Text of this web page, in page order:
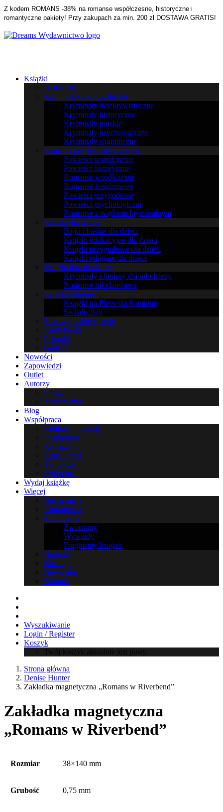
Z kodem ROMANS -38% na romanse współczesne, historyczne i
romantyczne pakiety! Przy zakupach za min. 200 zł DOSTAWA GRATIS!
Książki
Bestsellery
Kryminał, sensacja, thriller
Kryminały detektywistyczne
Kryminały historyczne
Kryminały polskie
Kryminały psychologiczne
Kryminały zagraniczne
Romans, powieść obyczajowa
Powieści współczesne
Powieści historyczne
Romanse współczesne
Romanse kostiumowe
Powieści przygodowe
Powieści psychologiczne
Romanse z wątkiem kryminalnym
Książki dla dzieci
Bajki i baśnie dla dzieci
Książki edukacyjne dla dzieci
Książki przygodowe dla dzieci
Książki religijne dla dzieci
Książki dla młodzieży
Kryminały i fantasy dla młodzieży
Romanse młodzieżowe
Książki religijne
Książki na Pierwszą Komunię
Świadectwo
Zestawy, pakiety, serie
Audiobooki
E-booki
Gadżety
Nowości
Zapowiedzi
Outlet
Autorzy
Polscy
Zagraniczni
Blog
Współpraca
Biblioteki i szkoły
Ilustratorzy
Recenzenci
Konsultanci
Tłumacze
Szkolenia
Wydaj książkę
Więcej
Nasza misja
Aktualności
Multimedia
Zwiastuny
Wywiady
Fragmenty książek
Nagrody
Katalogi
Newsletter
Kontakt
Wyszukiwanie
Login / Register
Koszyk
Twój koszyk aktualnie jest pusty.
Strona główna
Denise Hunter
Zakładka magnetyczna „Romans w Riverbend”
Zakładka magnetyczna
„Romans w Riverbend”
Rozmiar 38×140 mm
Grubość 0,75 mm